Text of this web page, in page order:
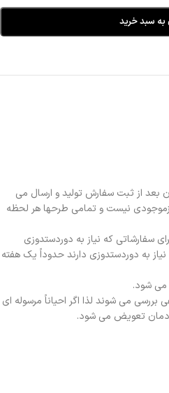
به سبد خرید
بعد از ثبت سفارش تولید و ارسال می
نیست و تمامی طرحها هر لحظه
سفارشاتی که نیاز به دوردستدوزی
که نیاز به دوردستدوزی دارند حدوداً یک هفته
می شود.
بررسی می شوند لذا اگر احیاناً مرسوله ای
تعویض می شود.